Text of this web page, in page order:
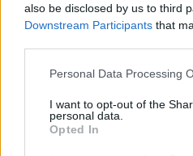
also be disclosed by us to third
Downstream Participants that
Please note that this website/
not limited to your visit or usage
grant or deny consent to
use your data for below
Personal Data Processing
I want to opt-out of the
personal data.
Opted In
Όροι Χρήσης . Το site